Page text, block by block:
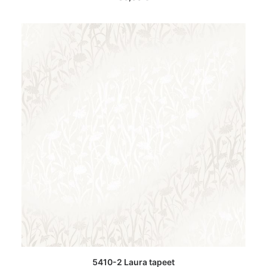
LISA KORVI
5410-2 Laura tapeet